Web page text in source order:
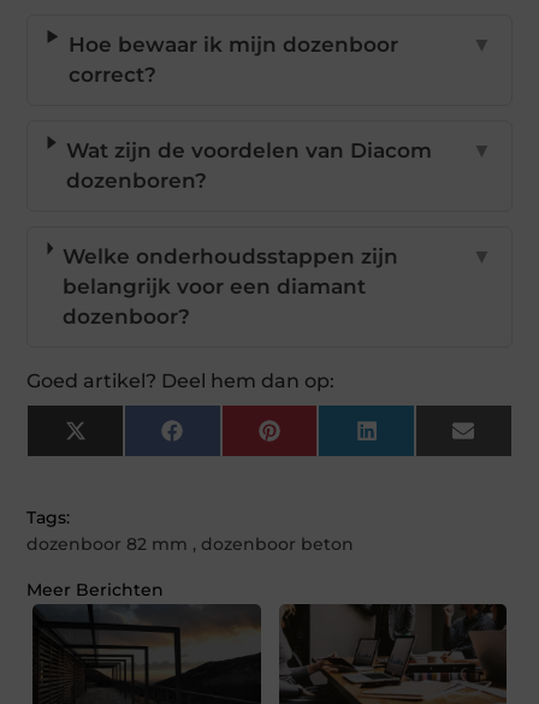
Hoe bewaar ik mijn dozenboor
correct?
▼
Wat zijn de voordelen van Diacom
dozenboren?
▼
Welke onderhoudsstappen zijn
belangrijk voor een diamant
dozenboor?
▼
Goed artikel? Deel hem dan op:
X
(Twitter)
FacebookPinterestLinkedInEmail
Tags:
dozenboor 82 mm , dozenboor beton
Meer Berichten